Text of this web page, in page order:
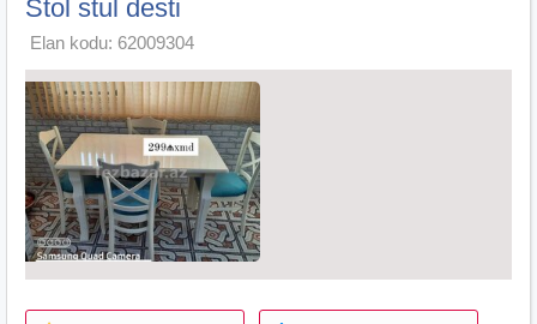
Stol stul desti
Elan kodu: 62009304